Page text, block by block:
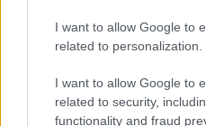
I want to allow Google to
related to personalization.
I want to allow Google to
related to security,
functionality and fraud
F
a
ce
b
T
w
it
te
Pi
n
te
re
W
h
at
s
Articolo
Prossimo